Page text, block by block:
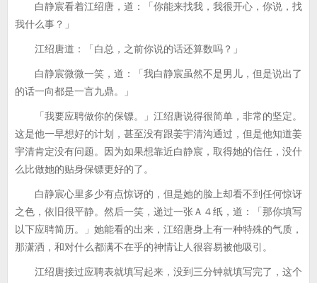
白静宸看着江绍唐，道：「你能来找我，我很开心，你说，找
我什么事？」
江绍唐道：「白总，之前你说的话还算数吗？」
白静宸微微一笑，道：「我白静宸虽然不是男儿，但是说出了
的话一向都是一言九鼎。」
「我要应聘做你的保镖。」江绍唐说得很简单，非常的坚定。
这是他一早想好的计划，甚至没有跟姜宇清沟通过，但是他知道姜
宇清肯定没有问题。因为如果想靠近白静宸，取得她的信任，没什
么比做她的贴身保镖更好的了。
白静宸心里多少有点惊讶的，但是她的脸上却看不到任何惊讶
之色，依旧很平静。然后一笑，递过一张Ａ４纸，道：「那你填写
以下应聘简历。」她能看的出来，江绍唐身上有一种特殊的气质，
那潇洒，和对什么都满不在乎的神情让人很容易被他吸引。
江绍唐接过应聘表就填写起来，没到三分钟就填写完了，这个